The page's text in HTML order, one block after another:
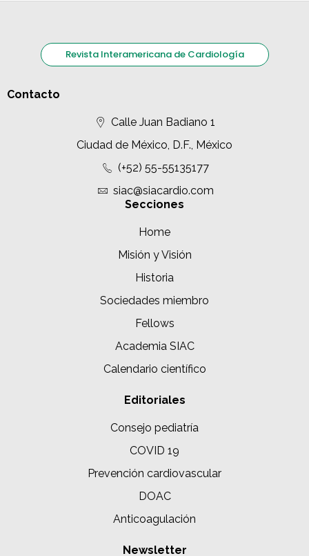
Revista Interamericana de Cardiología
Contacto
Calle Juan Badiano 1
Ciudad de México, D.F., México
(+52) 55-55135177
siac@siacardio.com
Secciones
Home
Misión y Visión
Historia
Sociedades miembro
Fellows
Academia SIAC
Calendario científico
Editoriales
Consejo pediatría
COVID 19
Prevención cardiovascular
DOAC
Anticoagulación
Newsletter